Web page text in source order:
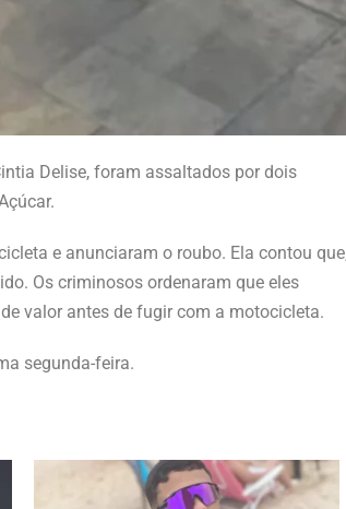
Delise, foram assaltados por dois
e anunciaram o roubo. Ela contou
Os criminosos ordenaram que eles
valor antes de fugir com a motocicleta.
segunda-feira.